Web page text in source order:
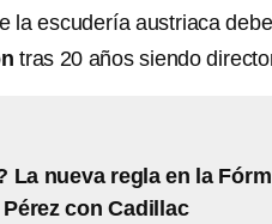
la escudería austriaca
tras 20 años siendo
La nueva regla en la
con Cadillac